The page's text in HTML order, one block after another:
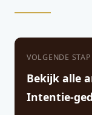
VOLGENDE STAP
Bekijk alle
Intentie-